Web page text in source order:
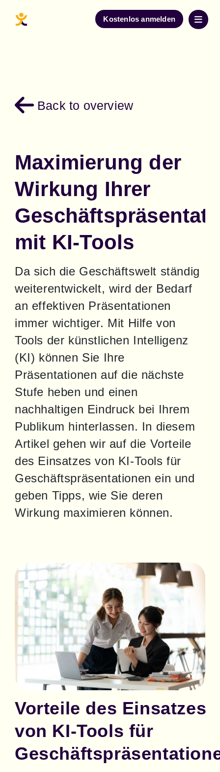
Kostenlos anmelden
Back to overview
Maximierung der
Wirkung Ihrer
mit KI-Tools
Da sich die Geschäftswelt ständig
weiterentwickelt, wird der Bedarf
an effektiven Präsentationen
immer wichtiger. Mit Hilfe von
Tools der künstlichen Intelligenz
(KI) können Sie Ihre
Präsentationen auf die nächste
Stufe heben und einen
nachhaltigen Eindruck bei Ihrem
Publikum hinterlassen. In diesem
Artikel gehen wir auf die Vorteile
des Einsatzes von KI-Tools für
Geschäftspräsentationen ein und
geben Tipps, wie Sie deren
Wirkung maximieren können.
Vorteile des Einsatzes
von KI-Tools für